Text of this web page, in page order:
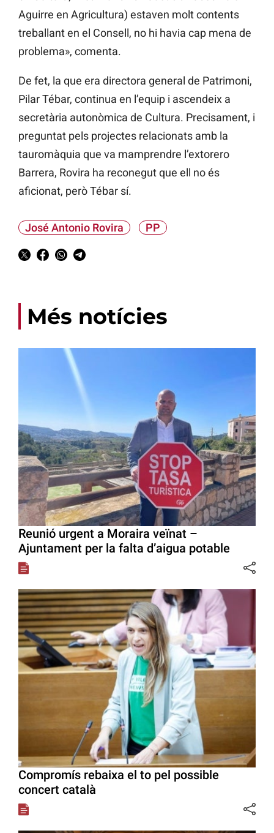
Aguirre en Agricultura) estaven molt contents
treballant en el Consell, no hi havia cap mena de
problema», comenta.
De fet, la que era directora general de Patrimoni,
Pilar Tébar, continua en l’equip i ascendeix a
secretària autonòmica de Cultura. Precisament, i
preguntat pels projectes relacionats amb la
tauromàquia que va mamprendre l’extorero
Barrera, Rovira ha reconegut que ell no és
aficionat, però Tébar sí.
José Antonio Rovira PP
Més notícies
Reunió urgent a Moraira veïnat –
Ajuntament per la falta d’aigua potable
Compromís rebaixa el to pel possible
concert català